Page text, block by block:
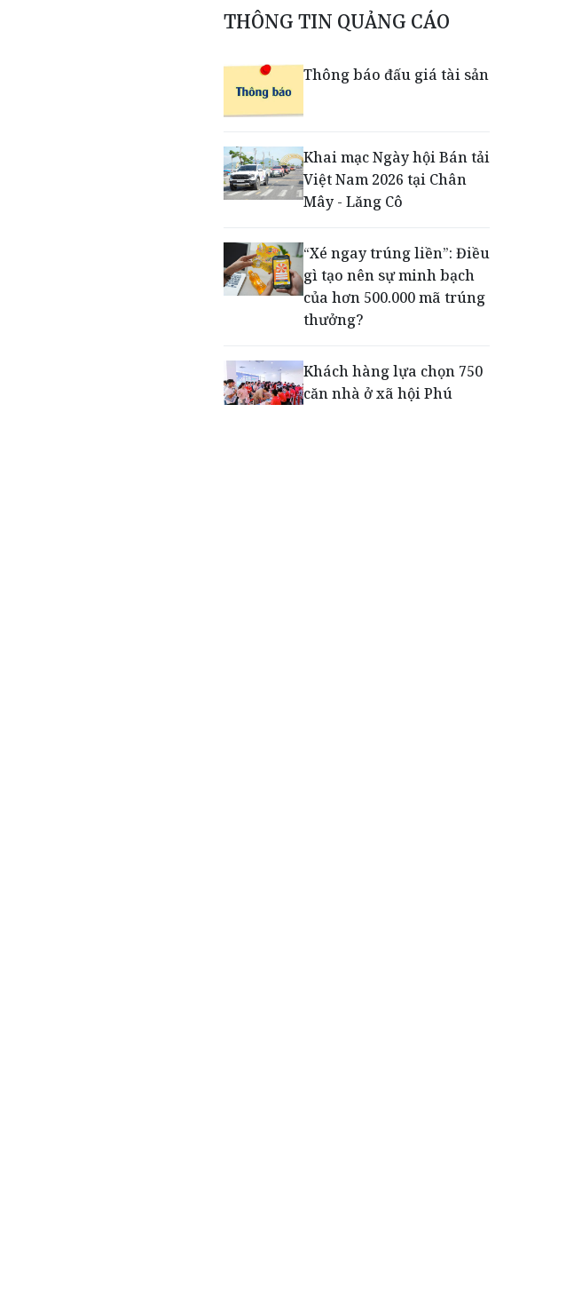
Dấu mốc khẳng định năng
lực vận hành và thích ứng
toán thưởng vượt kế
hoạch
lập nghiệp của người trẻ
toàn cầu
THÔNG TIN QUẢNG CÁO
Thông báo đấu giá tài sản
Khai mạc Ngày hội Bán tải
Việt Nam 2026 tại Chân
Mây - Lăng Cô
“Xé ngay trúng liền”: Điều
gì tạo nên sự minh bạch
của hơn 500.000 mã trúng
thưởng?
Khách hàng lựa chọn 750
căn nhà ở xã hội Phú